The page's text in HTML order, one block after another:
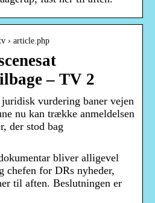
› article.php
– TV 2
vurdering baner vejen
nu kan trække anmeldelsen
der stod bag
bliver alligevel
chefen for DRs nyheder,
til aften. Beslutningen er